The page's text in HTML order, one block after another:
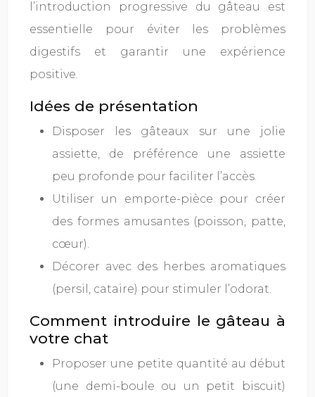
l’introduction progressive du gâteau est
essentielle pour éviter les problèmes
digestifs et garantir une expérience
positive.
Idées de présentation
Disposer les gâteaux sur une jolie
assiette, de préférence une assiette
peu profonde pour faciliter l’accès.
Utiliser un emporte-pièce pour créer
des formes amusantes (poisson, patte,
cœur).
Décorer avec des herbes aromatiques
(persil, cataire) pour stimuler l’odorat.
Comment introduire le gâteau à
votre chat
Proposer une petite quantité au début
(une demi-boule ou un petit biscuit)